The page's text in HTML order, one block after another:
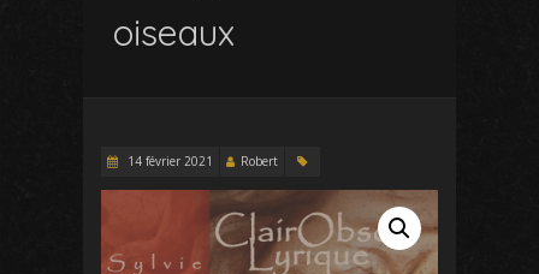
oiseaux
14 février 2021 Robert